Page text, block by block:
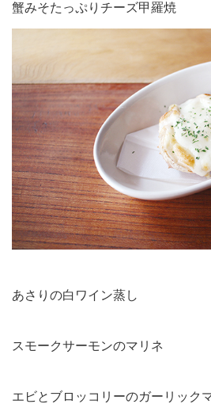
蟹みそたっぷりチーズ甲羅焼
あさりの白ワイン蒸し
スモークサーモンのマリネ
エビとブロッコリーのガーリッ